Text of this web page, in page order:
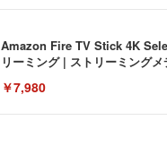
Amazon Fire TV Stick 4K
リーミング | ストリーミング
￥7,980